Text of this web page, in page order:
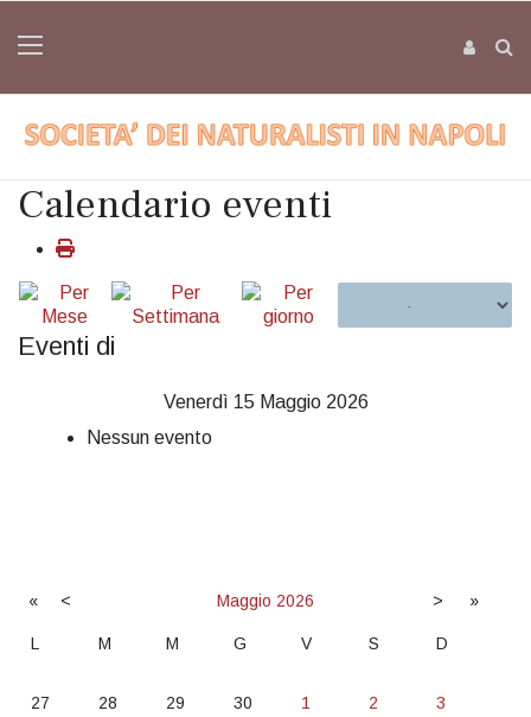
Calendario eventi
Eventi di
Venerdì 15 Maggio 2026
Nessun evento
« < Maggio 2026 > »
L M M G V S D
27 28 29 30 1 2 3